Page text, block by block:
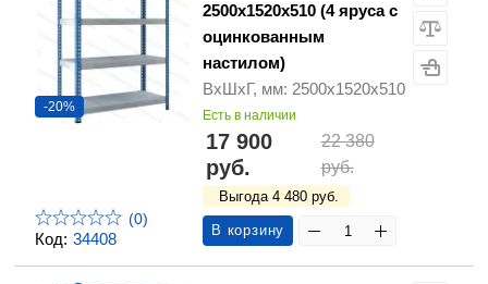
Код: 34408
-20%
(0)
2500х1520х510 (4 яруса с
оцинкованным
настилом)
ВхШхГ, мм: 2500х1520х510
Есть в наличии
17 900
руб.
22 380
руб.
Выгода 4 480 руб.
В корзину